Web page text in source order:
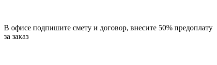
В офисе подпишите смету и договор, внесите 50% предоплату
за заказ